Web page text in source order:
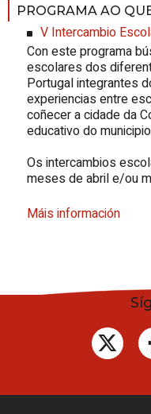
PROGRAMA AO
V Intercambio
Con este programa
escolares dos
Portugal integrantes
experiencias entre
coñecer a cidade da
educativo do
Os intercambios
meses de abril e/ou
Máis información